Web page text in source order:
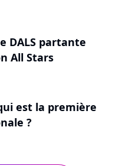
DALS partante
All Stars
est la première
?